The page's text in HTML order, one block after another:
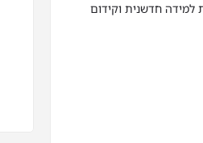
למידה חדשנית וקידום